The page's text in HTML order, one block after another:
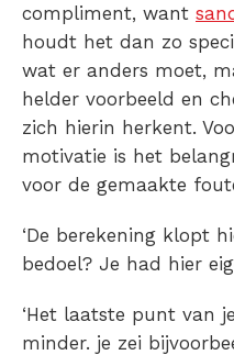
compliment, want
houdt het dan zo
wat er anders moet,
helder voorbeeld en
zich hierin herkent.
motivatie is het
voor de gemaakte
‘De berekening klopt
bedoel? Je had hier
‘Het laatste punt van
minder. je zei